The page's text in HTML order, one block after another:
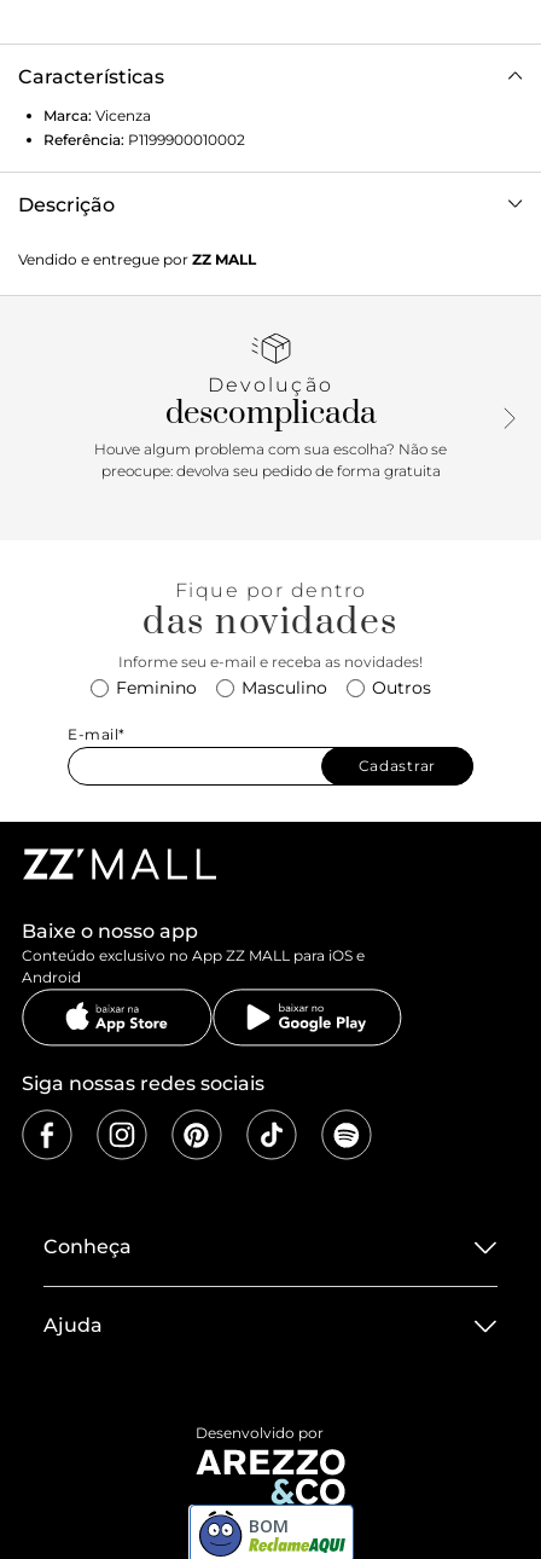
Características
Marca: Vicenza
Referência: P1199900010002
Descrição
clássico e sofisticado, é um verdadeiro essencial para o dia
a dia. A construção confortável alia praticidade e estilo,
elegância em qualquer composição. Perfeito para quem
produções casuais e formais.
Vendido e entregue por ZZ MALL
Devolução
descomplicada
Houve algum problema com sua escolha? Não se
preocupe: devolva seu pedido de forma gratuita
Fique por dentro
das novidades
Informe seu e-mail e receba as novidades!
Feminino Masculino Outros
E-mail*
Cadastrar
Baixe o nosso app
Conteúdo exclusivo no App ZZ MALL para iOS e
Android
Siga nossas redes sociais
Conheça
Termos de Uso
ZZ MALL é confiável
Ajuda
Devolução do Produto
Compre pelo WhatsApp
Desenvolvido por
BOM